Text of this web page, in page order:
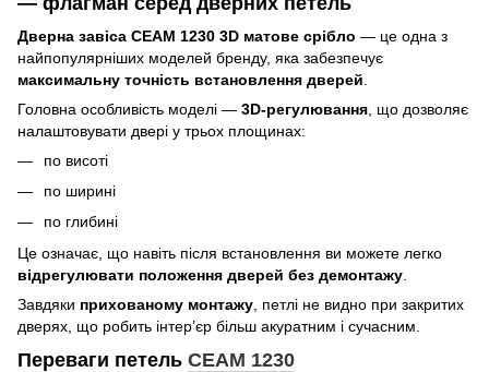
Дверна завіса CEAM 1230 3D матове срібло — це одна з
найпопулярніших моделей бренду, яка забезпечує
максимальну точність встановлення дверей
Головна особливість моделі — 3D-регулювання , що дозволяє
налаштовувати двері у трьох площинах:
по висоті
по ширині
по глибині
Це означає, що навіть після встановлення ви можете легко
відрегулювати положення дверей без демонтажу
Завдяки прихованому монтажу , петлі не видно при закритих
дверях, що робить інтер’єр більш акуратним і сучасним.
Переваги петель CEAM 1230